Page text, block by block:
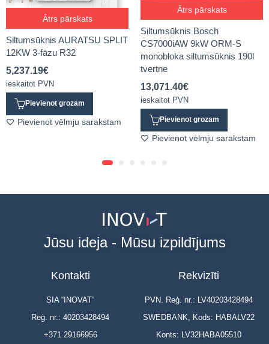
Ātrs pārskats
Siltumsūknis AURATSU SPLIT
12KW 3-fāzu R32
5,237.19€
ieskaitot PVN
Pievienot grozam
Pievienot vēlmju sarakstam
Ātrs pārskats
Siltumsūknis Bosch
CS7000iAW 9kW ORM-S
monobloka siltumsūknis 190l
tvertne
13,071.40€
ieskaitot PVN
Pievienot grozam
Pievienot vēlmju sarakstam
Jūsu ideja - Mūsu izpildījums
Kontakti
SIA “INOVAT”
Reģ. nr.: 40203428494
+371 29166956
Rekvizīti
PVN. Reģ. nr.: LV40203428494
SWEDBANK, Kods: HABALV22
Konts: LV32HABA05510